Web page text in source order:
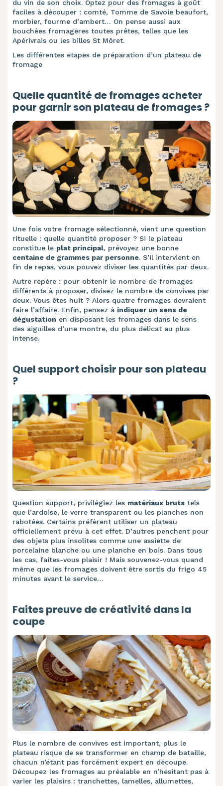
du vin de son choix. Optez pour des fromages à goût
faciles à découper : comté, Tomme de Savoie beaufort,
morbier, fourme d’ambert… On pense aussi aux
bouchées fromagères toutes prêtes, telles que les
Apérivrais ou les billes St Môret.
Les différentes étapes de préparation d’un plateau de
fromage
Quelle quantité de fromages acheter
pour garnir son plateau de fromages ?
Une fois votre fromage sélectionné, vient une question
rituelle : quelle quantité proposer ? Si le plateau
constitue le plat principal, prévoyez une bonne
centaine de grammes par personne. S’il intervient en
fin de repas, vous pouvez diviser les quantités par deux.
Autre repère : pour obtenir le nombre de fromages
différents à proposer, divisez le nombre de convives par
deux. Vous êtes huit ? Alors quatre fromages devraient
faire l’affaire. Enfin, pensez à indiquer un sens de
dégustation en disposant les fromages dans le sens
des aiguilles d’une montre, du plus délicat au plus
intense.
Quel support choisir pour son plateau
?
Question support, privilégiez les matériaux bruts tels
que l’ardoise, le verre transparent ou les planches non
rabotées. Certains préfèrent utiliser un plateau
officiellement prévu à cet effet. D’autres penchent pour
des objets plus insolites comme une assiette de
porcelaine blanche ou une planche en bois. Dans tous
les cas, faites-vous plaisir ! Mais souvenez-vous quand
même que les fromages doivent être sortis du frigo 45
minutes avant le service…
Faites preuve de créativité dans la
coupe
Plus le nombre de convives est important, plus le
plateau risque de se transformer en champ de bataille,
chacun n’étant pas forcément expert en découpe.
Découpez les fromages au préalable en n’hésitant pas à
varier les plaisirs : tranchettes, lamelles, allumettes,